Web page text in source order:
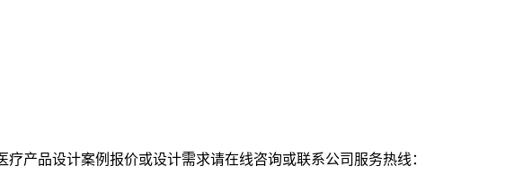
疗产品设计案例报价或设计需求请在线咨询或联系公司服务热线：